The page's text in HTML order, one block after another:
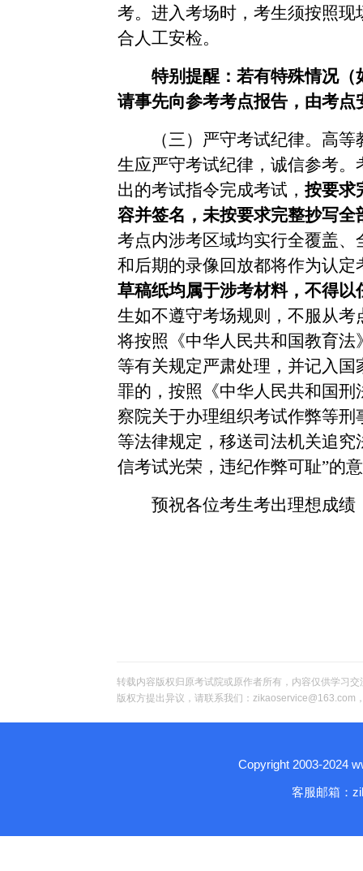
考。进入考场时，考生须按照
合人工安检。
特别提醒：若有特殊情况
请事先向参考考点报告，由考点
（三）严守考试纪律。高
生应严守考试纪律，诚信参考
出的考试指令完成考试， 按要求
容并签名，未按要求完整抄写
考点内涉考区域均实行全覆盖
和后期的录像回放都将作为认定
草稿纸均属于涉考材料，不得
生如不遵守考场规则，不服从
将按照《中华人民共和国教育
等有关规定严肃处理，并记入
罪的，按照《中华人民共和国
察院关于办理组织考试作弊等
等法律规定，移送司法机关追
信考试光荣，违纪作弊可耻”的
预祝各位考生考出理想成绩
转载内容版权归原考试院或原作者所有，内容仅供学习
版权方提出异议，请联系我们：zikaoservice@163.com
Copyright 2003-2024
客服邮箱：